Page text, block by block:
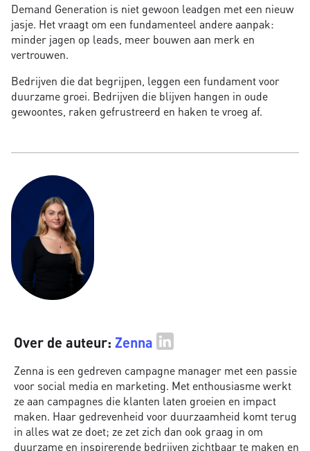
Demand Generation is niet gewoon leadgen met een nieuw
jasje. Het vraagt om een fundamenteel andere aanpak:
minder jagen op leads, meer bouwen aan merk en
vertrouwen.
Bedrijven die dat begrijpen, leggen een fundament voor
duurzame groei. Bedrijven die blijven hangen in oude
gewoontes, raken gefrustreerd en haken te vroeg af.
Over de auteur: Zenna
Zenna is een gedreven campagne manager met een passie
voor social media en marketing. Met enthousiasme werkt
ze aan campagnes die klanten laten groeien en impact
maken. Haar gedrevenheid voor duurzaamheid komt terug
in alles wat ze doet; ze zet zich dan ook graag in om
duurzame en inspirerende bedrijven zichtbaar te maken en